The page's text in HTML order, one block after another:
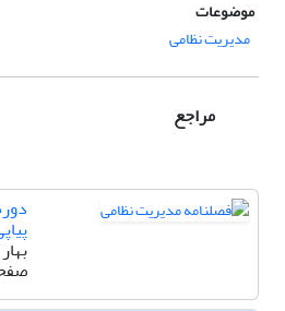
موضوعات
مدیریت نظامی
مراجع
بهار 1405